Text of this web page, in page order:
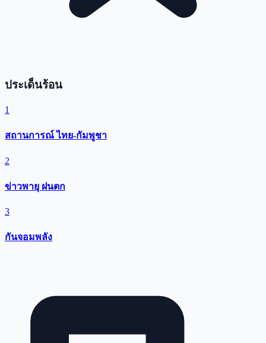
ประเด็นร้อน
1
สถานการณ์ ไทย-กัมพูชา
2
ข่าวพายุ ฝนตก
3
กันจอมพลัง